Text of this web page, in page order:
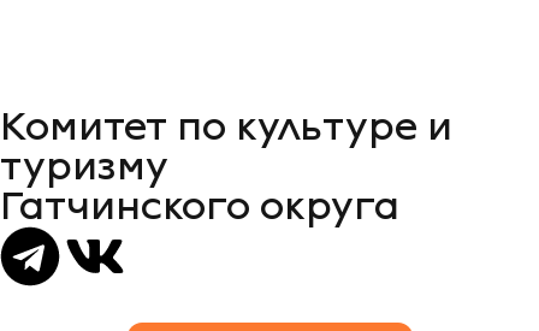
Комитет по культуре и
туризму
Гатчинского округа